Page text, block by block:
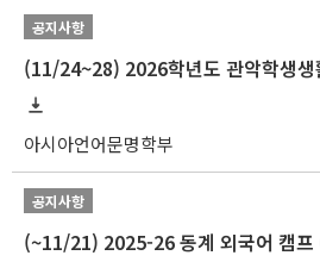
공지사항
아시아언어문명학부
공지사항
(~11/21) 2025-26 동계 외국어 캠프